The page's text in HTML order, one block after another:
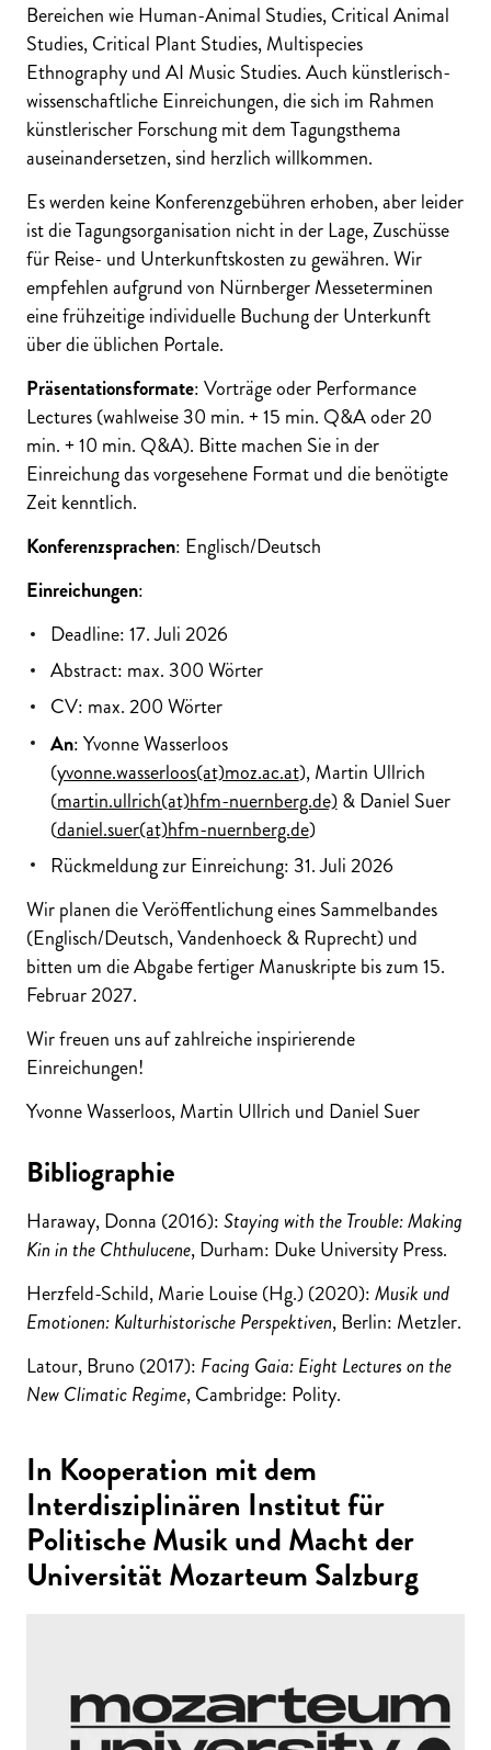
Bereichen wie Human-Animal Studies, Critical Animal
Studies, Critical Plant Studies, Multispecies
Ethnography und AI Music Studies. Auch künstlerisch-
wissenschaftliche Einreichungen, die sich im Rahmen
künstlerischer Forschung mit dem Tagungsthema
auseinandersetzen, sind herzlich willkommen.
Es werden keine Konferenzgebühren erhoben, aber leider
ist die Tagungsorganisation nicht in der Lage, Zuschüsse
für Reise- und Unterkunftskosten zu gewähren. Wir
empfehlen aufgrund von Nürnberger Messeterminen
eine frühzeitige individuelle Buchung der Unterkunft
über die üblichen Portale.
Präsentationsformate: Vorträge oder Performance
Lectures (wahlweise 30 min. + 15 min. Q&A oder 20
min. + 10 min. Q&A). Bitte machen Sie in der
Einreichung das vorgesehene Format und die benötigte
Zeit kenntlich.
Konferenzsprachen: Englisch/Deutsch
Einreichungen:
Deadline: 17. Juli 2026
Abstract: max. 300 Wörter
CV: max. 200 Wörter
An: Yvonne Wasserloos
(yvonne.wasserloos(at)moz.ac.at), Martin Ullrich
(martin.ullrich(at)hfm-nuernberg.de)& Daniel Suer
(daniel.suer(at)hfm-nuernberg.de)
Rückmeldung zur Einreichung: 31. Juli 2026
Wir planen die Veröffentlichung eines Sammelbandes
(Englisch/Deutsch, Vandenhoeck & Ruprecht) und
bitten um die Abgabe fertiger Manuskripte bis zum 15.
Februar 2027.
Wir freuen uns auf zahlreiche inspirierende
Einreichungen!
Yvonne Wasserloos, Martin Ullrich und Daniel Suer
Bibliographie
Haraway, Donna (2016):Staying with the Trouble: Making
Kin in the Chthulucene, Durham: Duke University Press.
Herzfeld-Schild, Marie Louise (Hg.) (2020):Musik und
Emotionen: Kulturhistorische Perspektiven, Berlin: Metzler.
Latour, Bruno (2017): Facing Gaia: Eight Lectures on the
New Climatic Regime, Cambridge: Polity.
In Kooperation mit dem
Interdisziplinären Institut für
Politische Musik und Macht der
Universität Mozarteum Salzburg